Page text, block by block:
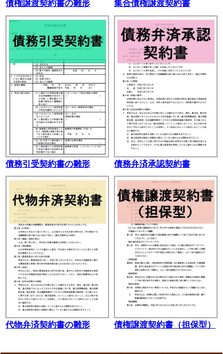
債権譲渡契約書の雛形 集合債権譲渡契約書
債務引受契約書の雛形 債務弁済承認契約書
代物弁済契約書の雛形 債権譲渡契約書（担保型）